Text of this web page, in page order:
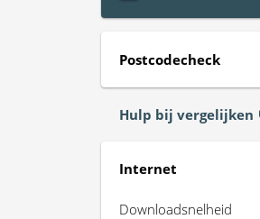
Postcodecheck
Hulp bij vergelijken
Internet
Downloadsnelheid